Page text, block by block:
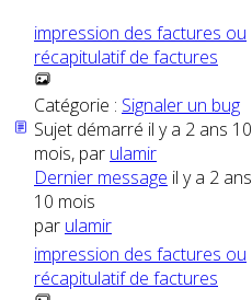
impression des factures ou
récapitulatif de factures
Catégorie : Signaler un bug
Sujet démarré il y a 2 ans 10
mois, par ulamir
Dernier message il y a 2 ans
10 mois
par ulamir
impression des factures ou
récapitulatif de factures